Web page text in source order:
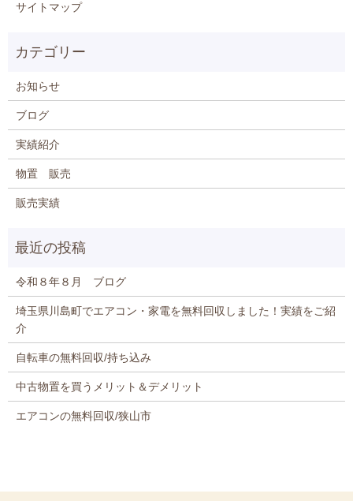
サイトマップ
お知らせ
ブログ
実績紹介
物置 販売
販売実績
令和８年８月 ブログ
埼玉県川島町でエアコン・家電を無料回収しました！実績をご紹
介
自転車の無料回収/持ち込み
中古物置を買うメリット＆デメリット
エアコンの無料回収/狭山市